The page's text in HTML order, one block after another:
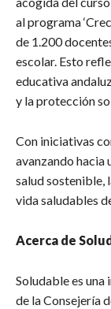
al programa
de 1.200
escolar. Esto
educativa
y la protección
Con iniciativas
avanzando
salud sostenible,
vida saludables
Acerca de
Soludable es
de la Consejería